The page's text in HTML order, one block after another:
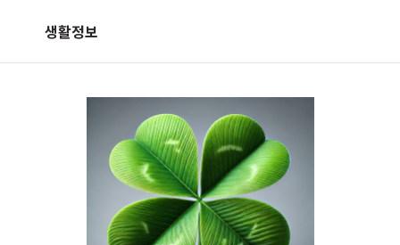
생활정보